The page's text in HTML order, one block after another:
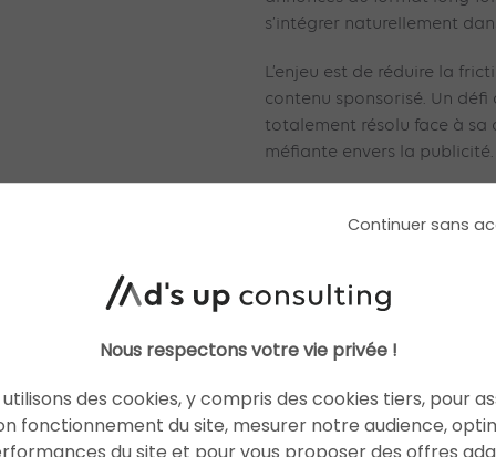
s’intégrer naturellement
L’enjeu est de réduire la
contenu sponsorisé. Un défi
totalement résolu face à
méfiante envers la publicité.
Créations
La deuxième fonctionnalité
personnalisation
et segments d’audience
des variations visuelles
actuellement disponible
Redditor
Continuer sans
Nous respectons votre vie privée !
utilisons des cookies, y compris des cookies tiers, pour
fonctionnement du site, mesurer notre audience,